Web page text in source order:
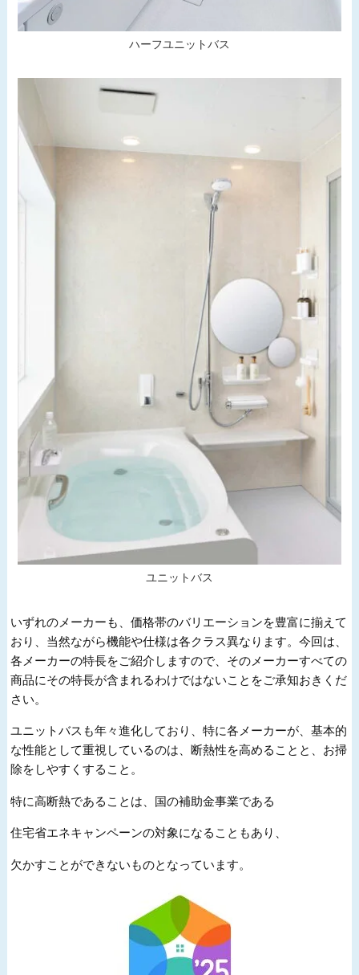
ハーフユニットバス
ユニットバス
いずれのメーカーも、価格帯のバリエーションを豊富に揃えて
おり、当然ながら機能や仕様は各クラス異なります。今回は、
各メーカーの特長をご紹介しますので、そのメーカーすべての
商品にその特長が含まれるわけではないことをご承知おきくだ
さい。
ユニットバスも年々進化しており、特に各メーカーが、基本的
な性能として重視しているのは、断熱性を高めることと、お掃
除をしやすくすること。
特に高断熱であることは、国の補助金事業である
住宅省エネキャンペーンの対象になることもあり、
欠かすことができないものとなっています。